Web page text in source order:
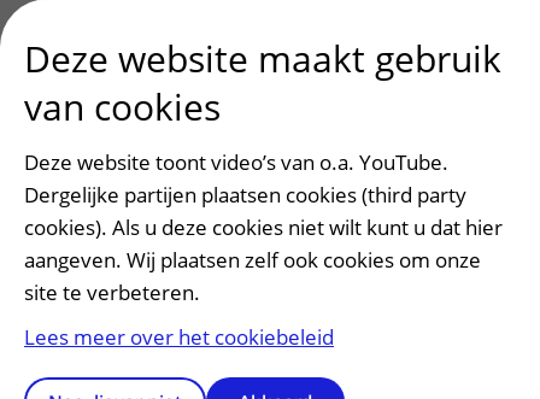
Stage en opleidingsplaatsen
Research groups
Researchers
Research technologies
Verwijzers
Mijn patiënt verwijzen
Teleconsult aanvragen
Deze website maakt gebruik
van cookies
Deze website toont video’s van o.a. YouTube.
Dergelijke partijen plaatsen cookies (third party
cookies). Als u deze cookies niet wilt kunt u dat hier
aangeven. Wij plaatsen zelf ook cookies om onze
site te verbeteren.
Lees meer over het cookiebeleid